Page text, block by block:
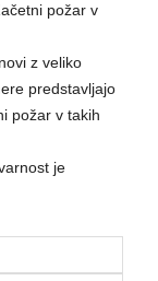
požar v
z veliko
predstavljajo
požar v takih
je